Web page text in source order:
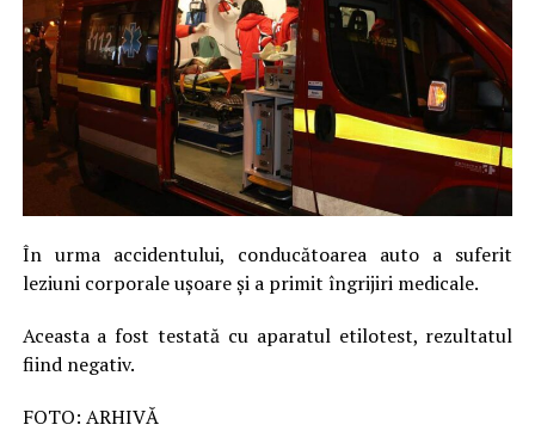
În urma accidentului, conducătoarea auto a suferit
leziuni corporale ușoare și a primit îngrijiri medicale.
Aceasta a fost testată cu aparatul etilotest, rezultatul
fiind negativ.
FOTO: ARHIVĂ